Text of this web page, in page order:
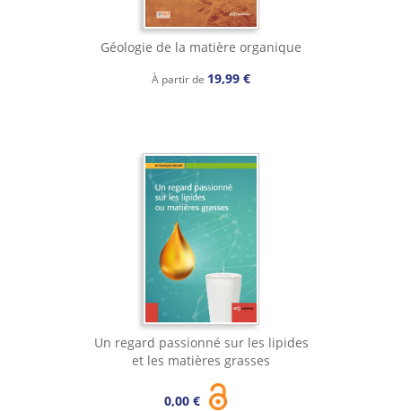
Géologie de la matière organique
À partir de 19,99 €
Un regard passionné sur les lipides
et les matières grasses
0,00 €